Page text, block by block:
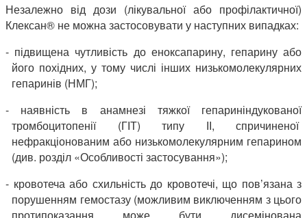
Незалежно від дози (лікувальної або профілактичної)
Клексан® не можна застосовувати у наступних випадках:
- підвищена чутливість до еноксапарину, гепарину або
його похідних, у тому числі інших низькомолекулярних
гепаринів (НМГ);
- наявність в анамнезі тяжкої гепариніндукованої
тромбоцитопенії (ГІТ) типу ІІ, спричиненої
нефракціонованим або низькомолекулярним гепарином
(див. розділ «Особливості застосування»);
- кровотеча або схильність до кровотечі, що пов’язана з
порушенням гемостазу (можливим виключенням з цього
протипоказання може бути дисемінована